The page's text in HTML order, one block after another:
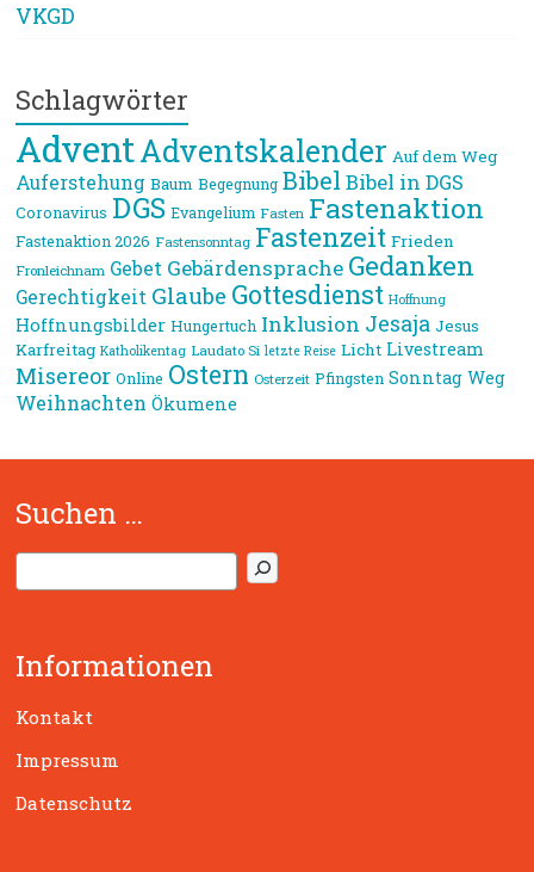
VKGD
Schlagwörter
AdventAdventskalender Auf dem Weg
Auferstehung Baum Begegnung Bibel Bibel in DGS
Coronavirus DGS Evangelium Fasten Fastenaktion
Fastenaktion 2026 Fastensonntag Fastenzeit Frieden
Fronleichnam Gebet Gebärdensprache Gedanken
Gerechtigkeit Glaube Gottesdienst Hoffnung
Hoffnungsbilder Hungertuch Inklusion Jesaja Jesus
Karfreitag Katholikentag Laudato Si letzte Reise Licht Livestream
Misereor Online Ostern Osterzeit Pfingsten Sonntag Weg
Weihnachten Ökumene
Suchen …
u
e
n
Informationen
Kontakt
Impressum
Datenschutz